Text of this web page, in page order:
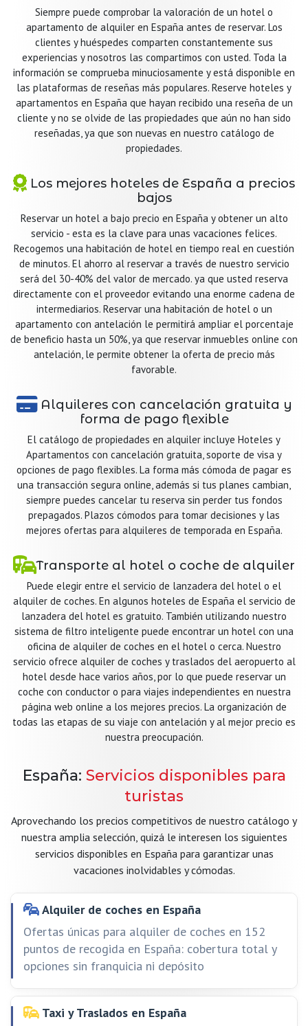
Siempre puede comprobar la valoración de un hotel o
apartamento de alquiler en España antes de reservar. Los
clientes y huéspedes comparten constantemente sus
experiencias y nosotros las compartimos con usted. Toda la
información se comprueba minuciosamente y está disponible en
las plataformas de reseñas más populares. Reserve hoteles y
apartamentos en España que hayan recibido una reseña de un
cliente y no se olvide de las propiedades que aún no han sido
reseñadas, ya que son nuevas en nuestro catálogo de
propiedades.
Los mejores hoteles de España a precios
bajos
Reservar un hotel a bajo precio en España y obtener un alto
servicio - esta es la clave para unas vacaciones felices.
Recogemos una habitación de hotel en tiempo real en cuestión
de minutos. El ahorro al reservar a través de nuestro servicio
será del 30-40% del valor de mercado. ya que usted reserva
directamente con el proveedor evitando una enorme cadena de
intermediarios. Reservar una habitación de hotel o un
apartamento con antelación le permitirá ampliar el porcentaje
de beneficio hasta un 50%, ya que reservar inmuebles online con
antelación, le permite obtener la oferta de precio más
favorable.
Alquileres con cancelación gratuita y
forma de pago flexible
El catálogo de propiedades en alquiler incluye Hoteles y
Apartamentos con cancelación gratuita, soporte de visa y
opciones de pago flexibles. La forma más cómoda de pagar es
una transacción segura online, además si tus planes cambian,
siempre puedes cancelar tu reserva sin perder tus fondos
prepagados. Plazos cómodos para tomar decisiones y las
mejores ofertas para alquileres de temporada en España.
Transporte al hotel o coche de alquiler
Puede elegir entre el servicio de lanzadera del hotel o el
alquiler de coches. En algunos hoteles de España el servicio de
lanzadera del hotel es gratuito. También utilizando nuestro
sistema de filtro inteligente puede encontrar un hotel con una
oficina de alquiler de coches en el hotel o cerca. Nuestro
servicio ofrece alquiler de coches y traslados del aeropuerto al
hotel desde hace varios años, por lo que puede reservar un
coche con conductor o para viajes independientes en nuestra
página web online a los mejores precios. La organización de
todas las etapas de su viaje con antelación y al mejor precio es
nuestra preocupación.
España: Servicios disponibles para
turistas
Aprovechando los precios competitivos de nuestro catálogo y
nuestra amplia selección, quizá le interesen los siguientes
servicios disponibles en España para garantizar unas
vacaciones inolvidables y cómodas.
Alquiler de coches en España
Ofertas únicas para alquiler de coches en 152
puntos de recogida en España: cobertura total y
opciones sin franquicia ni depósito
Taxi y Traslados en España